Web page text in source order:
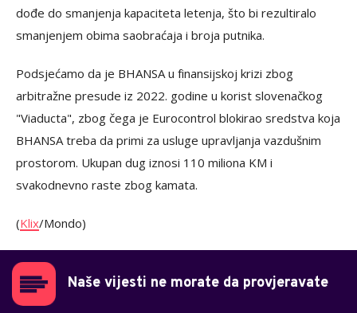
dođe do smanjenja kapaciteta letenja, što bi rezultiralo
smanjenjem obima saobraćaja i broja putnika.
Podsjećamo da je BHANSA u finansijskoj krizi zbog
arbitražne presude iz 2022. godine u korist slovenačkog
"Viaducta", zbog čega je Eurocontrol blokirao sredstva koja
BHANSA treba da primi za usluge upravljanja vazdušnim
prostorom. Ukupan dug iznosi 110 miliona KM i
svakodnevno raste zbog kamata.
(Klix/Mondo)
Naše vijesti ne morate da provjeravate